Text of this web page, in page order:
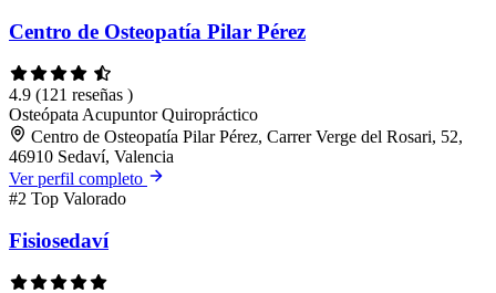
Centro de Osteopatía Pilar Pérez
4.9 (121 reseñas )
Osteópata AcupuntorQuiropráctico
Centro de Osteopatía Pilar Pérez, Carrer Verge del Rosari, 52,
46910 Sedaví, Valencia
Ver perfil completo
#2 Top Valorado
Fisiosedaví